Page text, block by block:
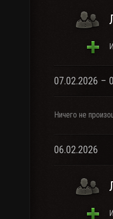
07.02.2026 –
Ничего не
06.02.2026